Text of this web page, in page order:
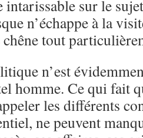
intarissable sur le
n’échappe à la
tout
n’est
homme. Ce qui fait
les différents
ne peuvent